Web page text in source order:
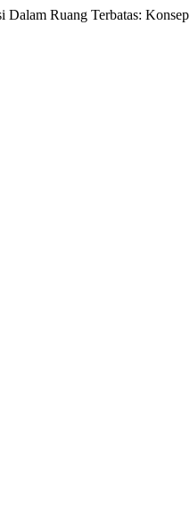
Dalam Ruang Terbatas: